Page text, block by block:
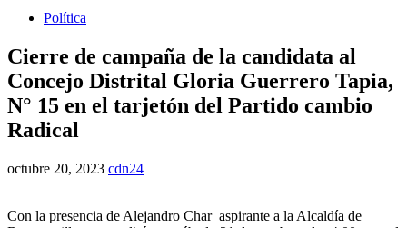
Política
Cierre de campaña de la candidata al
Concejo Distrital Gloria Guerrero Tapia,
N° 15 en el tarjetón del Partido cambio
Radical
octubre 20, 2023 cdn24
Con la presencia de Alejandro Char aspirante a la Alcaldía de